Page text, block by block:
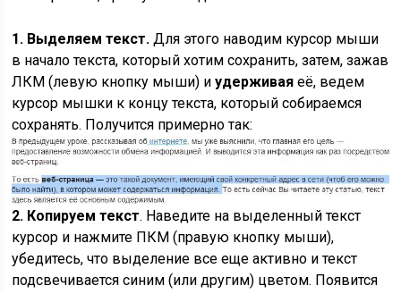
1. Выделяем текст. Для этого наводим курсор мыши
в начало текста, который хотим сохранить, затем, зажав
ЛКМ (левую кнопку мыши) иудерживая её, ведем
курсор мышки к концу текста, который собираемся
сохранять. Получится примерно так:
2. Копируем текст. Наведите на выделенный текст
курсор и нажмите ПКМ (правую кнопку мыши),
убедитесь, что выделение все еще активно и текст
подсвечивается синим (или другим) цветом. Появится